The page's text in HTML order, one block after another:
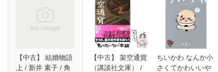
【中古】 結婚物語
上 / 新井 素子 / 角
【中古】 架空通貨
（講談社文庫） /
ちいかわ なんか小
さくてかわいいや